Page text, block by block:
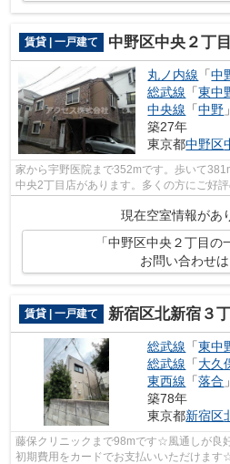
賃貸 | 一戸建て 中野区中央２丁
丸ノ内線 「中
総武線 「東中
中央線 「中野
築27年
東京都中野区
家から宇野医院まで352mです。歩いて
中央2丁目店があります。多くの方にご好
現在空室情報があ
「中野区中央２丁目の
お問い合わせ
賃貸 | 一戸建て 新宿区北新宿３
総武線 「東中
総武線 「大久
東西線 「落合
築78年
東京都新宿区
藤保クリニックまで98mです☆風通しが良
初期費用をカードでお支払いいただけます